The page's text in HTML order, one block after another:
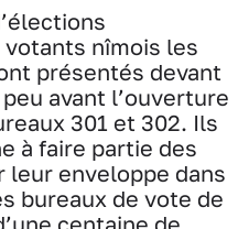
nîmois les
présentés devant
avant l’ouverture
301 et 302. Ils
à faire partie des
leur enveloppe dans
bureaux de vote de
centaine de